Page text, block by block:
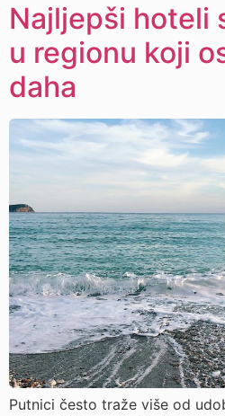
Najljepši hoteli
u regionu koji
daha
Putnici često traže više od